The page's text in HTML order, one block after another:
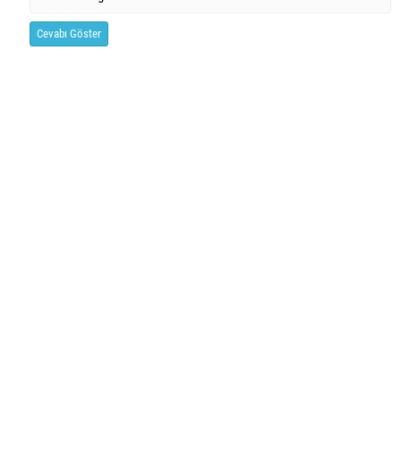
Cevabı Göster